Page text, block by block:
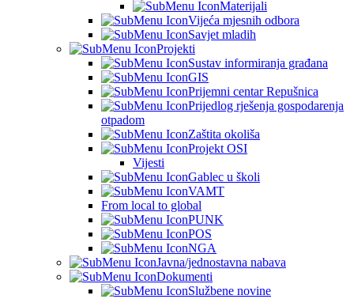
Materijali
Vijeća mjesnih odbora
Savjet mladih
Projekti
Sustav informiranja građana
GIS
Prijemni centar Repušnica
Prijedlog rješenja gospodarenja
otpadom
Zaštita okoliša
Projekt OSI
Vijesti
Gablec u školi
VAMT
From local to global
PUNK
POS
NGA
Javna/jednostavna nabava
Dokumenti
Službene novine